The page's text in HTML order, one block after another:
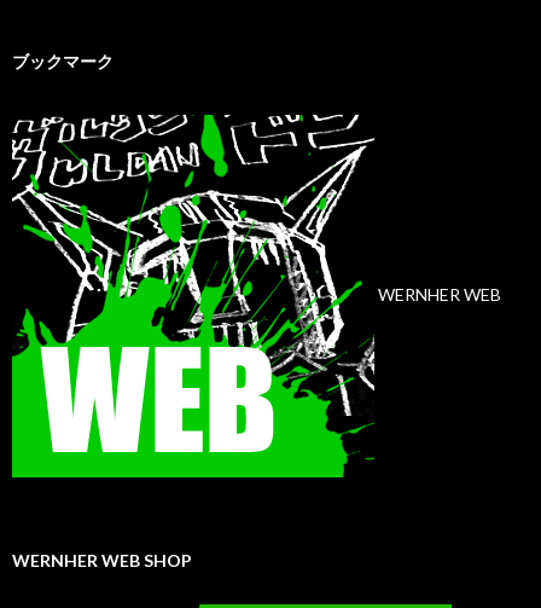
ブックマーク
WERNHER WEB
WERNHER WEB SHOP